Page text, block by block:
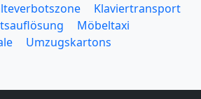
Klaviertransport
Möbeltaxi
Umzugskartons